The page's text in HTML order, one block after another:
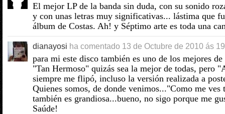
El mejor LP de la banda sin duda, con su sonido
y con unas letras muy significativas... lástima que
álbum de Costas. Ah! y Séptimo arte es toda una
dianayosi ha comentado 13 de Octubre de 2010 ás
para mi este disco también es uno de los mejores
"Tan Hermoso" quizás sea la mejor de todas, pero
siempre me flipó, incluso la versión realizada a
Quienes somos, de donde venimos..."Como me ves
también es grandiosa...bueno, no sigo porque me
Saúde!